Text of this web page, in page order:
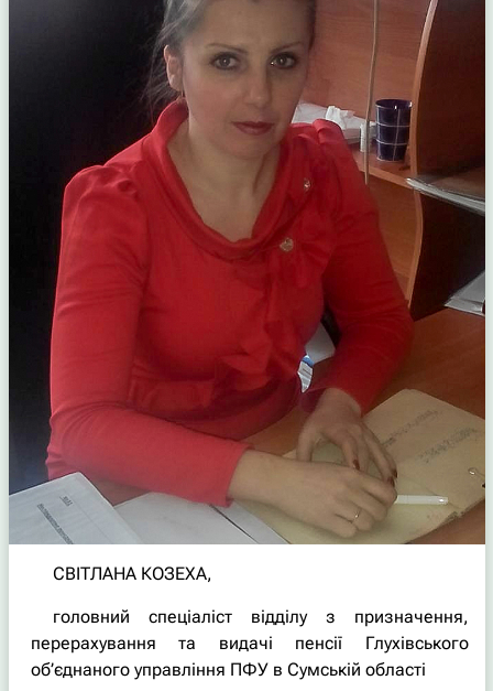
СВІТЛАНА КОЗЕХА,
головний спеціаліст відділу з призначення,
перерахування та видачі пенсії Глухівського
об’єднаного управління ПФУ в Сумській області